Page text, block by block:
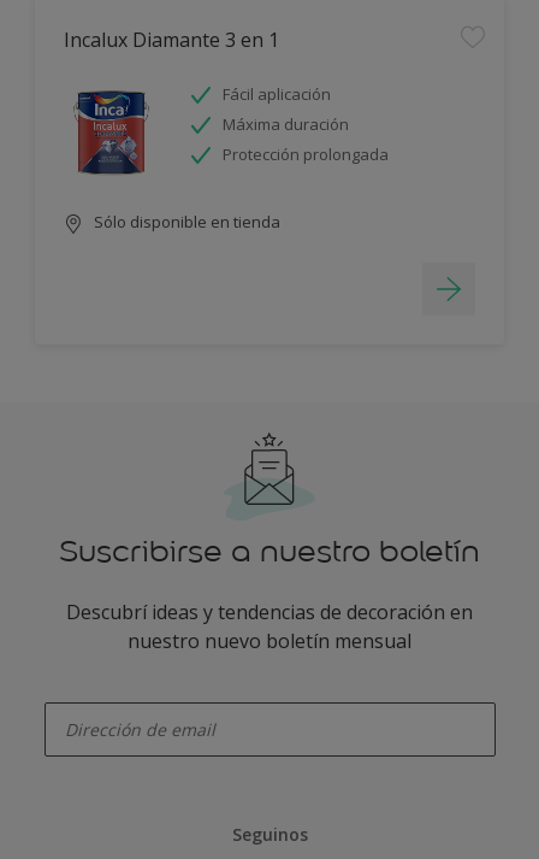
Incalux Diamante 3 en 1
Fácil aplicación
Máxima duración
Protección prolongada
Sólo disponible en tienda
Suscribirse a nuestro boletín
Descubrí ideas y tendencias de decoración en
nuestro nuevo boletín mensual
Seguinos